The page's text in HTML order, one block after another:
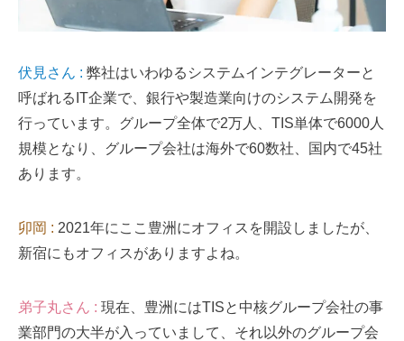
伏見さん : 弊社はいわゆるシステムインテグレーターと
呼ばれるIT企業で、銀行や製造業向けのシステム開発を
行っています。グループ全体で2万人、TIS単体で6000人
規模となり、グループ会社は海外で60数社、国内で45社
あります。
卯岡 : 2021年にここ豊洲にオフィスを開設しましたが、
新宿にもオフィスがありますよね。
弟子丸さん : 現在、豊洲にはTISと中核グループ会社の事
業部門の大半が入っていまして、それ以外のグループ会